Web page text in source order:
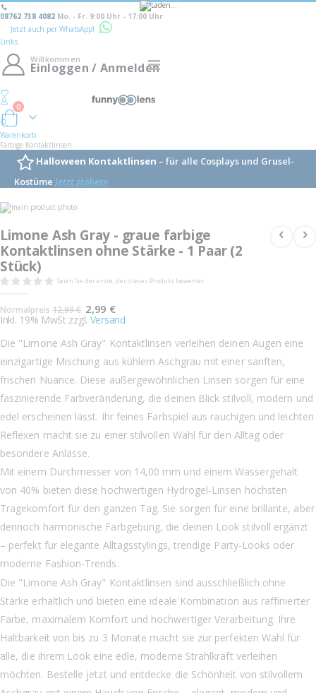
08762 738 4082 Mo. - Fr. 9:00 Uhr - 17:00 Uhr
Jetzt auch per WhatsApp!
Links
Navigation
Willkommen
Einloggen / Anmelden
Warenkorb
0
Warenkorb
Farbige Kontaktlinsen
Halloween Kontaktlinsen – für alle Cosplays und Grusel-
Kostüme Jetzt stöbern
Skip
to
end
of
the
images
gallery
the
beginning
of
the
images
gallery
Limone Ash Gray - graue farbige
Kontaktlinsen ohne Stärke - 1 Paar (2
Stück)
Seien Sie der erste, der dieses Produkt bewertet
Normalpreis 12,99 € Sonderangebot
2,99 €
Inkl. 19% MwSt zzgl. Versand
Die "Limone Ash Gray" Kontaktlinsen verleihen deinen Augen eine
einzigartige Mischung aus kühlem Aschgrau mit einer sanften,
frischen Nuance. Diese außergewöhnlichen Linsen sorgen für eine
faszinierende Farbveränderung, die deinen Blick stilvoll, modern und
edel erscheinen lässt. Ihr feines Farbspiel aus rauchigen und leichten
Reflexen macht sie zu einer stilvollen Wahl für den Alltag oder
besondere Anlässe.
Mit einem Durchmesser von 14,00 mm und einem Wassergehalt
von 40% bieten diese hochwertigen Hydrogel-Linsen höchsten
Tragekomfort für den ganzen Tag. Sie sorgen für eine brillante, aber
dennoch harmonische Farbgebung, die deinen Look stilvoll ergänzt
– perfekt für elegante Alltagsstylings, trendige Party-Looks oder
moderne Fashion-Trends.
Die "Limone Ash Gray" Kontaktlinsen sind ausschließlich ohne
Stärke erhältlich und bieten eine ideale Kombination aus raffinierter
Farbe, maximalem Komfort und hochwertiger Verarbeitung. Ihre
Haltbarkeit von bis zu 3 Monate macht sie zur perfekten Wahl für
alle, die ihrem Look eine edle, moderne Strahlkraft verleihen
möchten. Bestelle jetzt und entdecke die Schönheit von stilvollem